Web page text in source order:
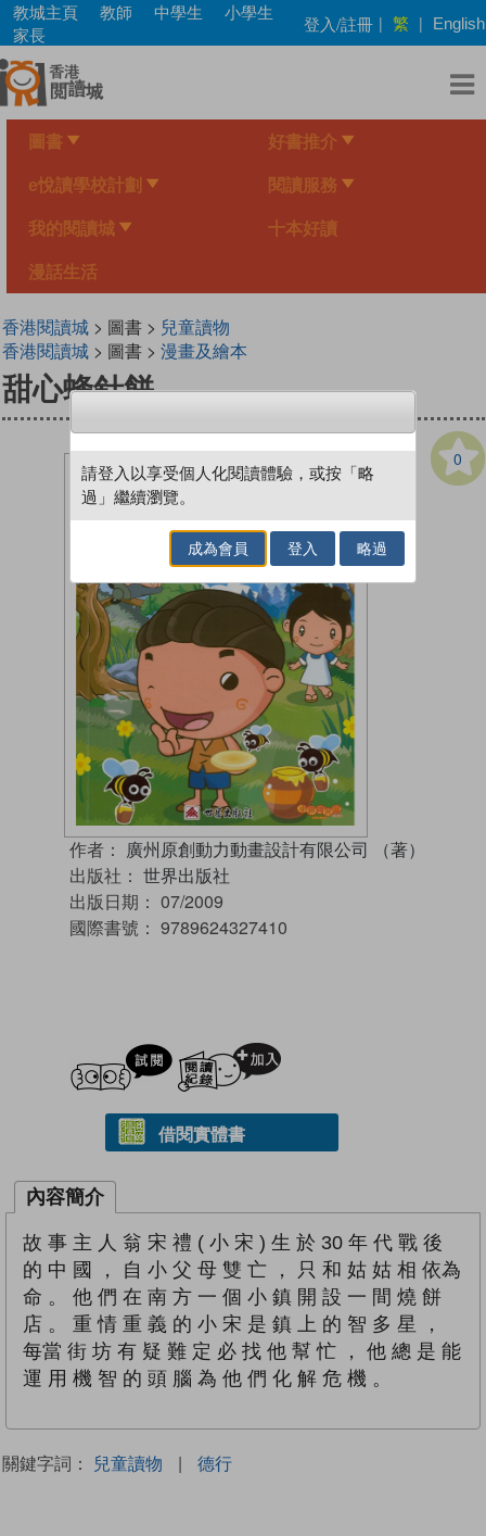
Skip
main
content
教城主頁 教師 中學生
小學生
家長
登入/註冊 | 繁 | English
圖書 好書推介
e悅讀學校計劃 閱讀服務
我的閱讀城 十本好讀
漫話生活
香港閱讀城> 圖書 > 兒童讀物
香港閱讀城> 圖書 > 漫畫及繪本
甜心蜂針餅
0
作者： 廣州原創動力動畫設計有限公司 （著）
出版社： 世界出版社
出版日期： 07/2009
國際書號： 9789624327410
試閲
借閱實體書
內容簡介
故 事 主 人 翁 宋 禮 ( 小 宋 ) 生 於 30 年 代 戰 後
的 中 國 ， 自 小 父 母 雙 亡 ， 只 和 姑 姑 相 依為
命 。 他 們 在 南 方 一 個 小 鎮 開 設 一 間 燒 餅
店 。 重 情 重 義 的 小 宋 是 鎮 上 的 智 多 星 ，
每當 街 坊 有 疑 難 定 必 找 他 幫 忙 ， 他 總 是 能
運 用 機 智 的 頭 腦 為 他 們 化 解 危 機 。
關鍵字詞： 兒童讀物 | 德行
請登入以享受個人化閱讀體驗，或按「略
過」繼續瀏覽。
成為會員 登入 略過